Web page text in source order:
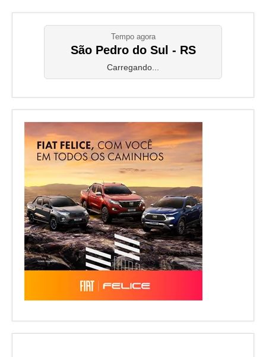
Tempo agora
São Pedro do Sul - RS
Carregando...